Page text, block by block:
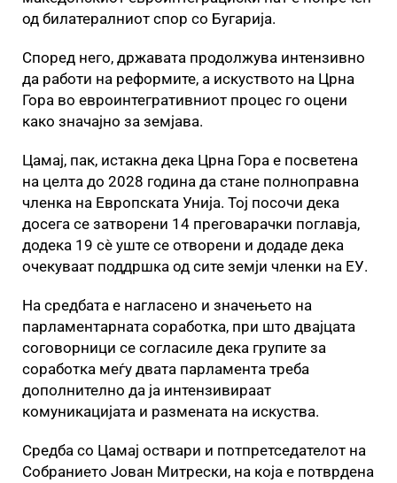
од билатералниот спор со Бугарија.
Според него, државата продолжува интензивно
да работи на реформите, а искуството на Црна
Гора во евроинтегративниот процес го оцени
како значајно за земјава.
Цамај, пак, истакна дека Црна Гора е посветена
на целта до 2028 година да стане полноправна
членка на Европската Унија. Тој посочи дека
досега се затворени 14 преговарачки поглавја,
додека 19 сѐ уште се отворени и додаде дека
очекуваат поддршка од сите земји членки на ЕУ.
На средбата е нагласено и значењето на
парламентарната соработка, при што двајцата
соговорници се согласиле дека групите за
соработка меѓу двата парламента треба
дополнително да ја интензивираат
комуникацијата и размената на искуства.
Средба со Цамај оствари и потпретседателот на
Собранието Јован Митрески, на која е потврдена